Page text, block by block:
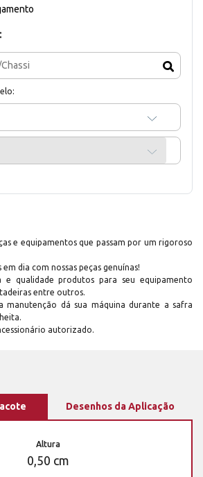
e equipamentos que passam por um rigoroso
dia com nossas peças genuínas!
e qualidade produtos para seu equipamento
entre outros.
manutenção dá sua máquina durante a safra
autorizado.
Desenhos da Aplicação
Altura
0,50 cm